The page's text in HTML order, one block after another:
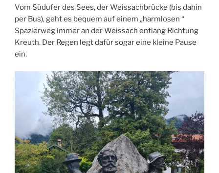
Vom Südufer des Sees, der Weissachbrücke (bis dahin
per Bus), geht es bequem auf einem „harmlosen “
Spazierweg immer an der Weissach entlang Richtung
Kreuth. Der Regen legt dafür sogar eine kleine Pause
ein.